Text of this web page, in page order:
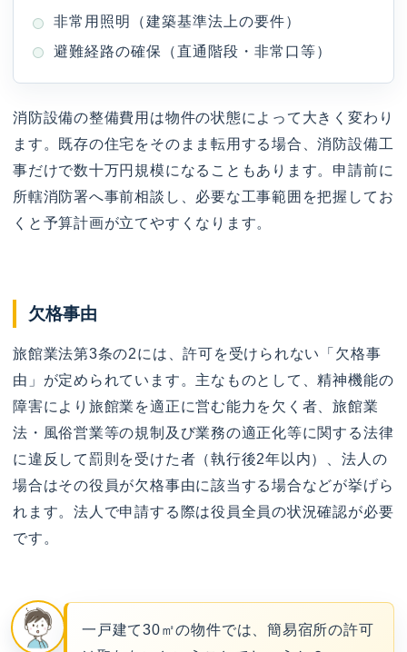
非常用照明（建築基準法上の要件）
避難経路の確保（直通階段・非常口等）
消防設備の整備費用は物件の状態によって大きく変わり
ます。既存の住宅をそのまま転用する場合、消防設備工
事だけで数十万円規模になることもあります。申請前に
所轄消防署へ事前相談し、必要な工事範囲を把握してお
くと予算計画が立てやすくなります。
欠格事由
旅館業法第3条の2には、許可を受けられない「欠格事
由」が定められています。主なものとして、精神機能の
障害により旅館業を適正に営む能力を欠く者、旅館業
法・風俗営業等の規制及び業務の適正化等に関する法律
に違反して罰則を受けた者（執行後2年以内）、法人の
場合はその役員が欠格事由に該当する場合などが挙げら
れます。法人で申請する際は役員全員の状況確認が必要
です。
一戸建て30㎡の物件では、簡易宿所の許可